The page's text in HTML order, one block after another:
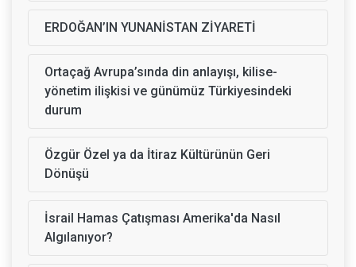
ERDOĞAN’IN YUNANİSTAN ZİYARETİ
Ortaçağ Avrupa’sında din anlayışı, kilise-
yönetim ilişkisi ve günümüz Türkiyesindeki
durum
Özgür Özel ya da İtiraz Kültürünün Geri
Dönüşü
İsrail Hamas Çatışması Amerika'da Nasıl
Algılanıyor?